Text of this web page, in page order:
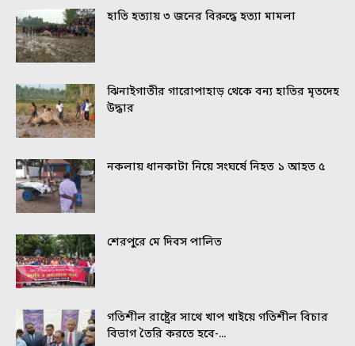
হাতি হত্যায় ৩ জনের বিরুদ্ধে হত্যা মামলা
ঝিনাইগাতীর গারোপাহাড় থেকে বন্য হাতির মৃতদেহ
উদ্ধার
নকলায় ধানকাটা নিয়ে সংঘর্ষে নিহত ১ আহত ৫
শেরপুরে মে দিবস পালিত
গতিশীল রাষ্ট্রের সাথে খাপ খাইয়ে গতিশীল বিচার
বিভাগ তৈরি করতে হবে-...